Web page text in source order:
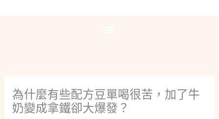
為什麼有些配方豆單喝很苦，加了牛
奶變成拿鐵卻大爆發？